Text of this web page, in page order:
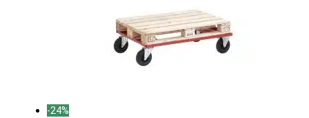
-24%